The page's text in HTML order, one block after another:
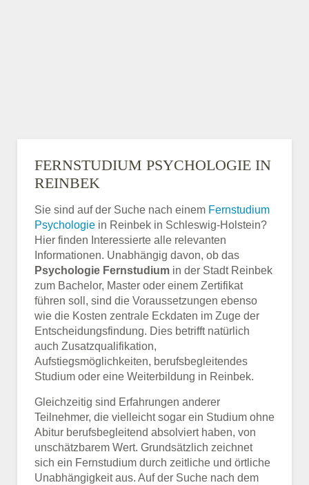
FERNSTUDIUM PSYCHOLOGIE IN
REINBEK
Sie sind auf der Suche nach einem Fernstudium
Psychologie in Reinbek in Schleswig-Holstein?
Hier finden Interessierte alle relevanten
Informationen. Unabhängig davon, ob das
Psychologie Fernstudium in der Stadt Reinbek
zum Bachelor, Master oder einem Zertifikat
führen soll, sind die Voraussetzungen ebenso
wie die Kosten zentrale Eckdaten im Zuge der
Entscheidungsfindung. Dies betrifft natürlich
auch Zusatzqualifikation,
Aufstiegsmöglichkeiten, berufsbegleitendes
Studium oder eine Weiterbildung in Reinbek.
Gleichzeitig sind Erfahrungen anderer
Teilnehmer, die vielleicht sogar ein Studium ohne
Abitur berufsbegleitend absolviert haben, von
unschätzbarem Wert. Grundsätzlich zeichnet
sich ein Fernstudium durch zeitliche und örtliche
Unabhängigkeit aus. Auf der Suche nach dem